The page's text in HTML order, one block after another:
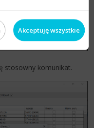
stosowny komunikat.
Akceptuję wszystkie